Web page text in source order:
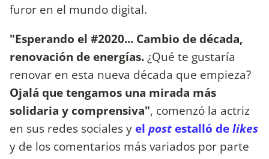
furor en el mundo digital.
"Esperando el #2020... Cambio de década,
renovación de energías.¿Qué te gustaría
renovar en esta nueva década que empieza?
Ojalá que tengamos una mirada más
solidaria y comprensiva", comenzó la actriz
en sus redes sociales y el post estalló delikes
y de los comentarios más variados por parte